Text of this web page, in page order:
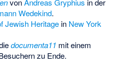
vonAndreas Gryphius in der
Wedekind.
Jewish Heritagein New York
documenta11 mit einem
zu Ende.